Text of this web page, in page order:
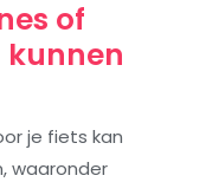
of
je fiets kan
waaronder